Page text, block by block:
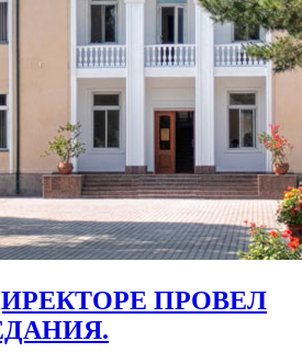
ПРОВЕЛ